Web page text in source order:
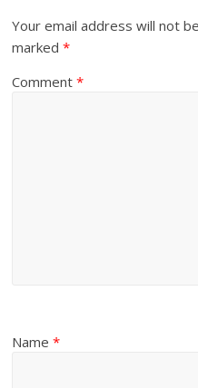
Your email address will not
marked*
Comment*
Name*